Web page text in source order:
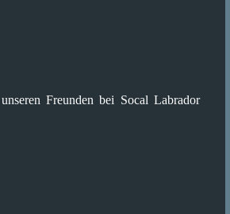
Freunden bei Socal Labrador